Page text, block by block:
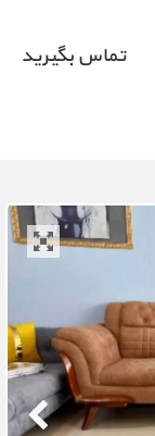
تماس بگیرید